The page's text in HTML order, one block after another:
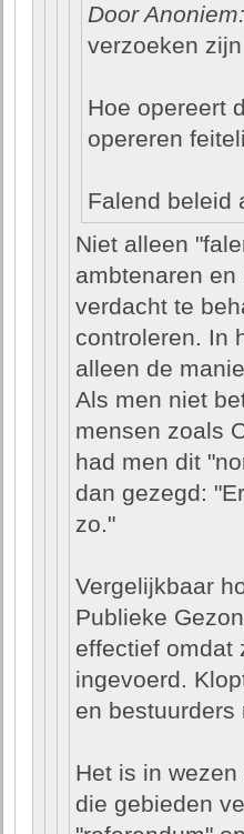
Door Anoniem:
verzoeken
Hoe opereert
opereren
Falend beleid
Niet alleen
ambtenaren
verdacht te
controleren. In
alleen de
Als men niet
mensen zoals
had men dit
dan gezegd:
zo."
Vergelijkbaar
Publieke
effectief omdat
ingevoerd.
en
Het is in
die gebieden